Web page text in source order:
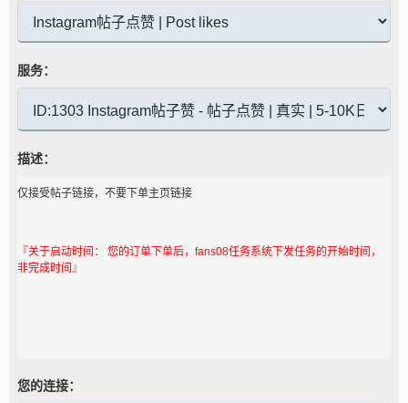
服务：
描述：
仅接受帖子链接，不要下单主页链接
『关于启动时间： 您的订单下单后，fans08任务系统下发任务的开始时间，
非完成时间』
您的连接：